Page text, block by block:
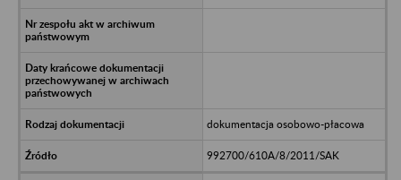
dokumentacja osobowo-płacowa
992700/610A/8/2011/SAK